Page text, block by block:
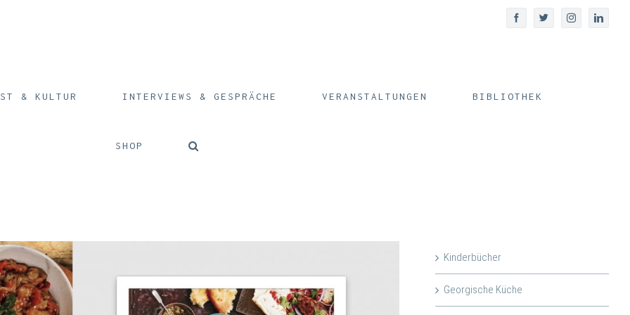
facebooktwitter instagram
& KULTUR INTERVIEWS & GESPRÄCHE VERANSTALTUNGEN BIBLIOTHEK
SHOP
Kinderbücher
Georgische Küche